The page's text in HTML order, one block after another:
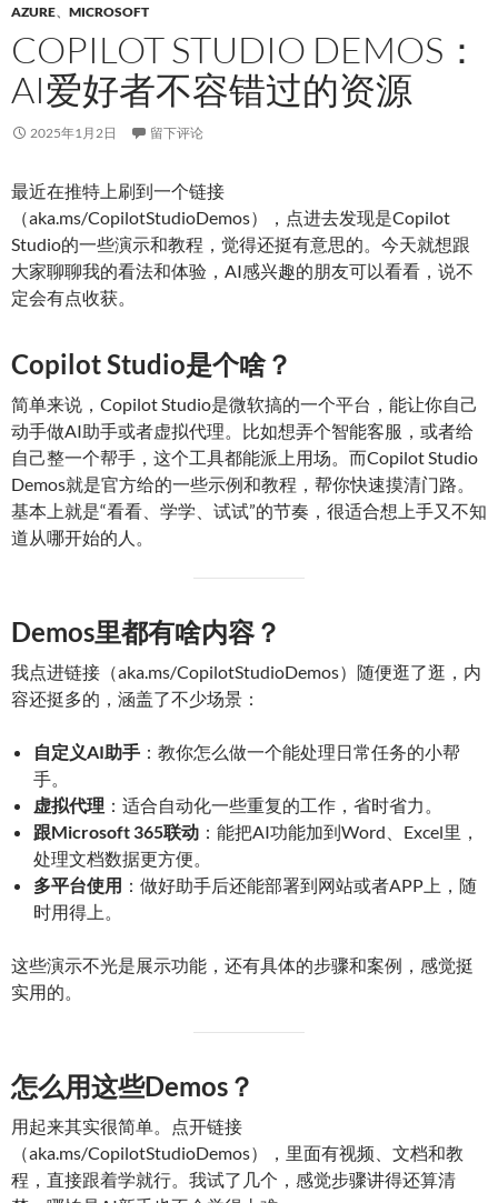
AZURE、 MICROSOFT
COPILOT STUDIO DEMOS：
AI爱好者不容错过的资源
2025年1月2日 留下评论
最近在推特上刷到一个链接
（aka.ms/CopilotStudioDemos），点进去发现是Copilot
Studio的一些演示和教程，觉得还挺有意思的。今天就想跟
大家聊聊我的看法和体验，AI感兴趣的朋友可以看看，说不
定会有点收获。
Copilot Studio是个啥？
简单来说，Copilot Studio是微软搞的一个平台，能让你自己
动手做AI助手或者虚拟代理。比如想弄个智能客服，或者给
自己整一个帮手，这个工具都能派上用场。而Copilot Studio
Demos就是官方给的一些示例和教程，帮你快速摸清门路。
基本上就是“看看、学学、试试”的节奏，很适合想上手又不知
道从哪开始的人。
Demos里都有啥内容？
我点进链接（aka.ms/CopilotStudioDemos）随便逛了逛，内
容还挺多的，涵盖了不少场景：
自定义AI助手 ：教你怎么做一个能处理日常任务的小帮
手。
虚拟代理 ：适合自动化一些重复的工作，省时省力。
跟Microsoft 365联动 ：能把AI功能加到Word、Excel里，
处理文档数据更方便。
多平台使用 ：做好助手后还能部署到网站或者APP上，随
时用得上。
这些演示不光是展示功能，还有具体的步骤和案例，感觉挺
实用的。
怎么用这些Demos？
用起来其实很简单。点开链接
（aka.ms/CopilotStudioDemos），里面有视频、文档和教
程，直接跟着学就行。我试了几个，感觉步骤讲得还算清